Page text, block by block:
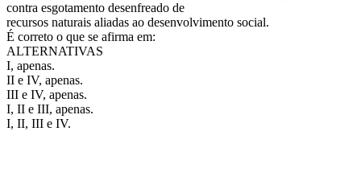
contra esgotamento desenfreado de
recursos naturais aliadas ao desenvolvimento social.
É correto o que se afirma em:
ALTERNATIVAS
I, apenas.
II e IV, apenas.
III e IV, apenas.
I, II e III, apenas.
I, II, III e IV.